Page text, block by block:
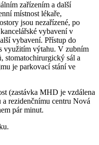
zařízením a další
místnost lékaře,
jsou nezařízené, po
vybavení v
vybavení. Přístup do
využitím výtahu. V zubním
stomatochirurgický sál a
je parkovací stání ve
(zastávka MHD je vzdálena
rezidenčnímu centru Nová
pár minut.